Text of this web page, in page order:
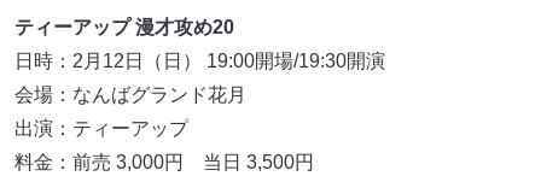
ティーアップ 漫才攻め20
日時：2月12日（日） 19:00開場/19:30開演
会場：なんばグランド花月
出演：ティーアップ
料金：前売 3,000円 当日 3,500円